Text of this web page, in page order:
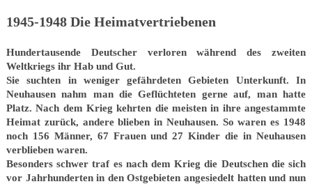
1945-1948 Die Heimatvertriebenen
Hundertausende Deutscher verloren während des zweiten
Weltkriegs ihr Hab und Gut.
Sie suchten in weniger gefährdeten Gebieten Unterkunft. In
Neuhausen nahm man die Geflüchteten gerne auf, man hatte
Platz. Nach dem Krieg kehrten die meisten in ihre angestammte
Heimat zurück, andere blieben in Neuhausen. So waren es 1948
noch 156 Männer, 67 Frauen und 27 Kinder die in Neuhausen
verblieben waren.
Besonders schwer traf es nach dem Krieg die Deutschen die sich
vor Jahrhunderten in den Ostgebieten angesiedelt hatten und nun